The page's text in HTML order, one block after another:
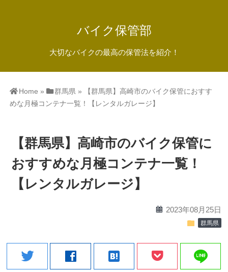
バイク保管部
大切なバイクの最高の保管法を紹介！
Home » 群馬県 »
【群馬県】高崎市のバイク保管におすす
めな月極コンテナ一覧！【レンタルガレージ】
【群馬県】高崎市のバイク保管に
おすすめな月極コンテナ一覧！
【レンタルガレージ】
calendar 2023年08月25日
folder 群馬県
twitter facebook hatenabookmark line